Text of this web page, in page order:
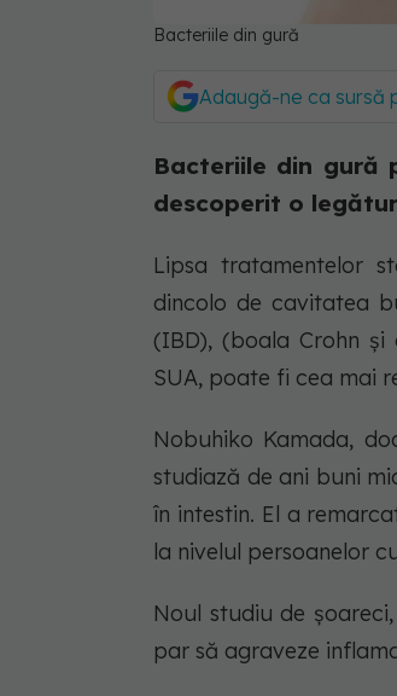
Bacteriile din gură
Adaugă-ne ca sursă
Bacteriile din gură
descoperit o
Lipsa tratamentelor
dincolo de cavitatea
(IBD), (boala Crohn
SUA, poate fi cea mai
Nobuhiko Kamada,
studiază de ani buni
în intestin. El a
la nivelul persoanelor
Noul studiu de
par să agraveze